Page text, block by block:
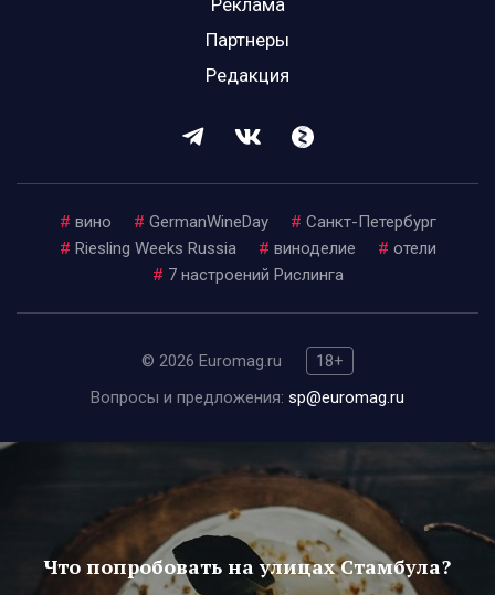
Реклама
Партнеры
Редакция
# вино # GermanWineDay # Санкт-Петербург
# Riesling Weeks Russia # виноделие # отели
# 7 настроений Рислинга
© 2026 Euromag.ru
18+
Вопросы и предложения: sp@euromag.ru
Что попробовать на улицах Стамбула?